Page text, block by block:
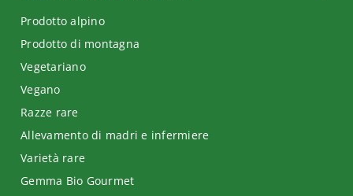
Prodotto alpino
Prodotto di montagna
Vegetariano
Vegano
Razze rare
Allevamento di madri e infermiere
Varietà rare
Gemma Bio Gourmet